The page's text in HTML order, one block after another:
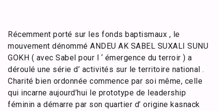
Récemment porté sur les fonds baptismaux , le
mouvement dénommé ANDEU AK SABEL SUXALI SUNU
GOKH ( avec Sabel pour l ‘ émergence du terroir ) a
déroulé une série d’ activités sur le territoire national .
Charité bien ordonnée commence par soi même, celle
qui incarne aujourd’hui le prototype de leadership
féminin a démarre par son quartier d’ origine kasnack